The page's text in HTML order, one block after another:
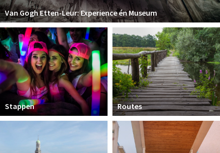
Van Gogh Etten-Leur: Experience én Museum
Stappen Routes